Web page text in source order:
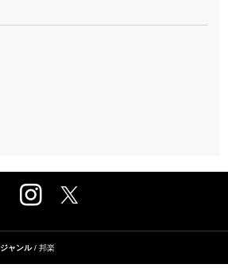
ジャンル 邦楽